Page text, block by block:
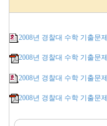
2008년 경찰대 수학 기출문
2008년 경찰대 수학 기출문
2008년 경찰대 수학 기출문
2008년 경찰대 수학 기출문